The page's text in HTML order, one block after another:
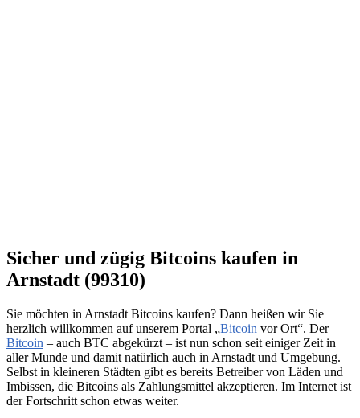
Sicher und zügig Bitcoins kaufen in
Arnstadt (99310)
Sie möchten in Arnstadt Bitcoins kaufen? Dann heißen wir Sie
herzlich willkommen auf unserem Portal „Bitcoin vor Ort“. Der
Bitcoin – auch BTC abgekürzt – ist nun schon seit einiger Zeit in
aller Munde und damit natürlich auch in Arnstadt und Umgebung.
Selbst in kleineren Städten gibt es bereits Betreiber von Läden und
Imbissen, die Bitcoins als Zahlungsmittel akzeptieren. Im Internet ist
der Fortschritt schon etwas weiter.